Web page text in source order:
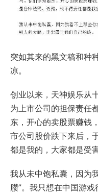
突如其来的黑文稿和种
凉。
创业以来，天神娱乐从
为上市公司的担保责任
东，开心的卖股票赚钱
市公司股价跌下来后，
都是我的，大家都是受害
我从未中饱私囊，因为
臜”。我只想在中国游